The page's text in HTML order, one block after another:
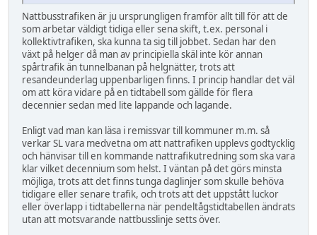
Nattbusstrafiken är ju ursprungligen framför allt till för att de
som arbetar väldigt tidiga eller sena skift, t.ex. personal i
kollektivtrafiken, ska kunna ta sig till jobbet. Sedan har den
växt på helger då man av principiella skäl inte kör annan
spårtrafik än tunnelbanan på helgnätter, trots att
resandeunderlag uppenbarligen finns. I princip handlar det väl
om att köra vidare på en tidtabell som gällde för flera
decennier sedan med lite lappande och lagande.
Enligt vad man kan läsa i remissvar till kommuner m.m. så
verkar SL vara medvetna om att nattrafiken upplevs godtycklig
och hänvisar till en kommande nattrafikutredning som ska vara
klar vilket decennium som helst. I väntan på det görs minsta
möjliga, trots att det finns tunga daglinjer som skulle behöva
tidigare eller senare trafik, och trots att det uppstått luckor
eller överlapp i tidtabellerna när pendeltågstidtabellen ändrats
utan att motsvarande nattbusslinje setts över.